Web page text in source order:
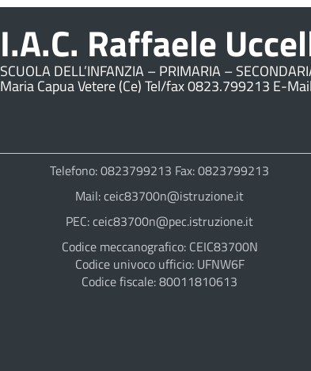
I.A.C. Raffaele
SCUOLA DELL’INFANZIA – PRIMARIA –
Maria Capua Vetere (Ce) Tel/fax 0823.799213 E-
Telefono: 0823799213 Fax: 0823799213
Mail: ceic83700n@istruzione.it
PEC: ceic83700n@pec.istruzione.it
Codice meccanografico: CEIC83700N
Codice univoco ufficio: UFNW6F
Codice fiscale: 80011810613